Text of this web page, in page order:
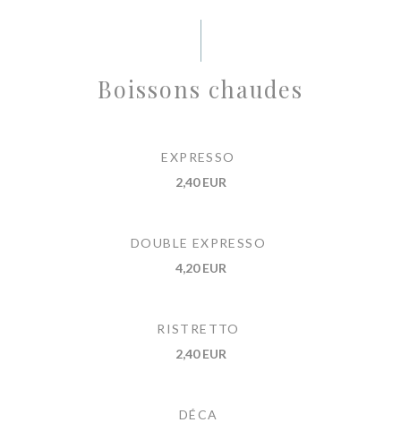
Boissons chaudes
EXPRESSO
2,40 EUR
DOUBLE EXPRESSO
4,20 EUR
RISTRETTO
2,40 EUR
DÉCA